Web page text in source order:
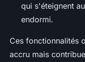
qui s'éteignent
endormi.
Ces fonctionnalités
accru mais